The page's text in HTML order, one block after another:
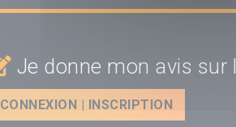
Je donne mon avis sur
CONNEXION | INSCRIPTION